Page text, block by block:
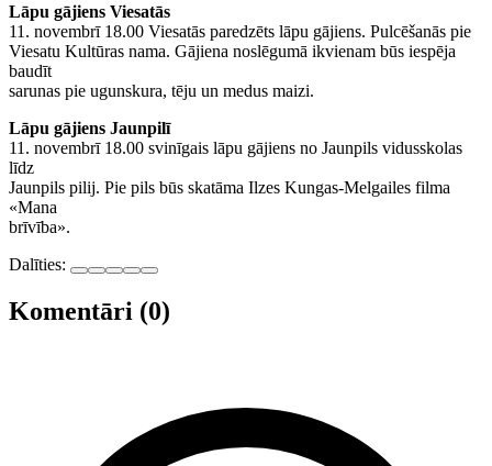
Lāpu gājiens Viesatās
11. novembrī 18.00 Viesatās paredzēts lāpu gājiens. Pulcēšanās pie
Viesatu Kultūras nama. Gājiena noslēgumā ikvienam būs iespēja
baudīt
sarunas pie ugunskura, tēju un medus maizi.
Lāpu gājiens Jaunpilī
11. novembrī 18.00 svinīgais lāpu gājiens no Jaunpils vidusskolas
līdz
Jaunpils pilij. Pie pils būs skatāma Ilzes Kungas-Melgailes filma
«Mana
brīvība».
Dalīties:
Komentāri (0)